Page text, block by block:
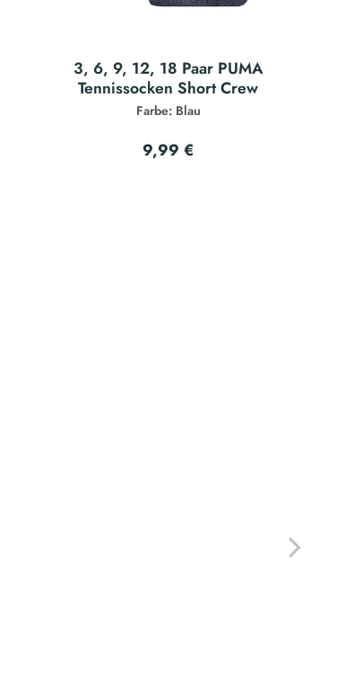
3, 6, 9, 12, 18 Paar PUMA
Tennissocken Short Crew
Farbe: Blau
9,99 €